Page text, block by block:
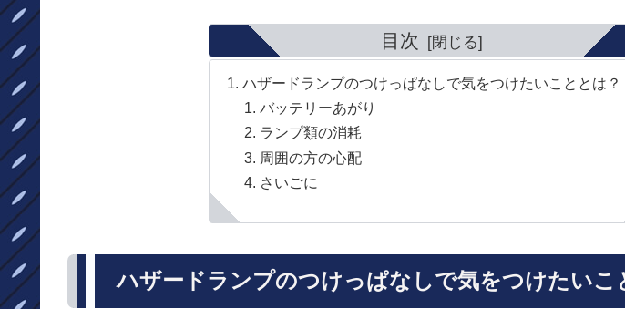
目次
ハザードランプのつけっぱなしで気をつけたいこととは？
バッテリーあがり
ランプ類の消耗
周囲の方の心配
さいごに
ハザードランプのつけっぱなしで気をつけたいこ